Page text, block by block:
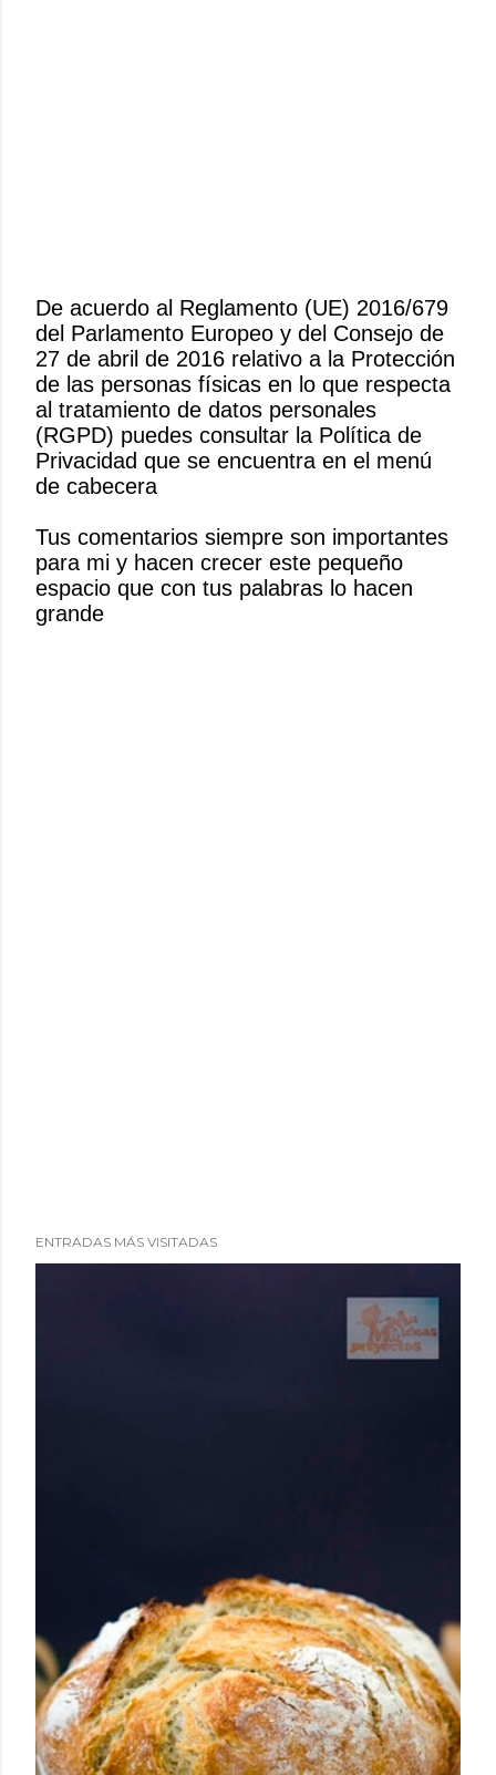
P
u
b
l
i
c
a
u
n
c
o
De acuerdo al Reglamento (UE) 2016/679
del Parlamento Europeo y del Consejo de
27 de abril de 2016 relativo a la Protección
de las personas físicas en lo que respecta
al tratamiento de datos personales
(RGPD) puedes consultar la Política de
Privacidad que se encuentra en el menú
de cabecera
Tus comentarios siempre son importantes
para mi y hacen crecer este pequeño
espacio que con tus palabras lo hacen
grande
ENTRADAS MÁS VISITADAS